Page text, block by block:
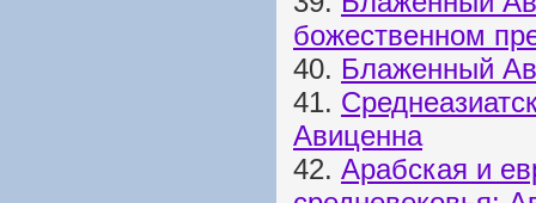
божественном
40. Блаженный
41.
Авиценна
42. Арабская и